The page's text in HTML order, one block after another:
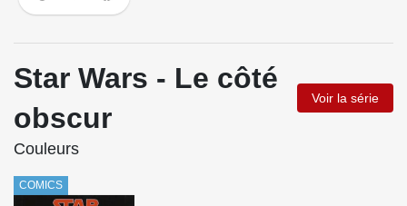
Star Wars - Le côté
obscur
Voir la série
Couleurs
COMICS